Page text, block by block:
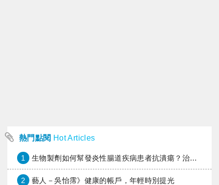
熱門點閱 Hot Articles
1 生物製劑如何幫發炎性腸道疾病患者抗潰瘍？治療進展與健保給付困境一次看
2 藝人－吳怡霈》健康的帳戶，年輕時別提光